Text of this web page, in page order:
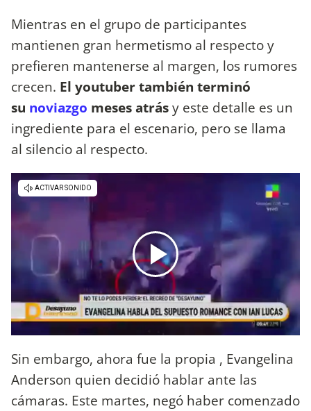
Mientras en el grupo de participantes
mantienen gran hermetismo al respecto y
prefieren mantenerse al margen, los rumores
crecen. El youtuber también terminó
su noviazgo meses atrásy este detalle es un
ingrediente para el escenario, pero se llama
al silencio al respecto.
Sin embargo, ahora fue la propia , Evangelina
Anderson quien decidió hablar ante las
cámaras. Este martes, negó haber comenzado